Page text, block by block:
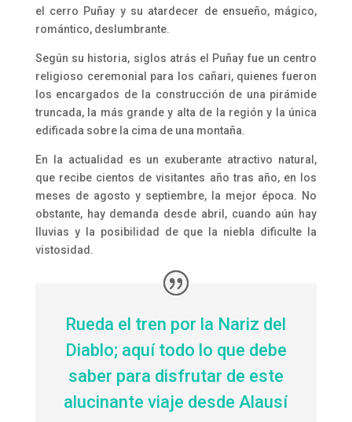
el cerro Puñay y su atardecer de ensueño, mágico,
romántico, deslumbrante.
Según su historia, siglos atrás el Puñay fue un centro
religioso ceremonial para los cañari, quienes fueron
los encargados de la construcción de una pirámide
truncada, la más grande y alta de la región y la única
edificada sobre la cima de una montaña.
En la actualidad es un exuberante atractivo natural,
que recibe cientos de visitantes año tras año, en los
meses de agosto y septiembre, la mejor época. No
obstante, hay demanda desde abril, cuando aún hay
lluvias y la posibilidad de que la niebla dificulte la
vistosidad.
Rueda el tren por la Nariz del
Diablo; aquí todo lo que debe
saber para disfrutar de este
alucinante viaje desde Alausí